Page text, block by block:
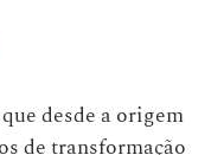
desde a origem
de transformação